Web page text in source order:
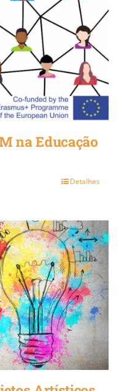
na Educação
Detalhes